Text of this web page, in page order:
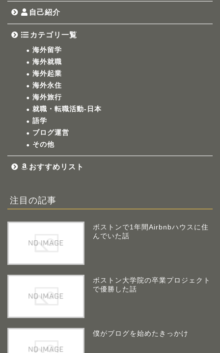
自己紹介
カテゴリ一覧
海外留学
海外就職
海外起業
海外永住
海外旅行
就職・転職活動-日本
語学
ブログ運営
その他
おすすめリスト
注目の記事
ボストンで1年間Airbnbハウスに住
んでいた話
ボストン大学院の卒業プロジェクト
で優勝した話
僕がブログを始めたきっかけ